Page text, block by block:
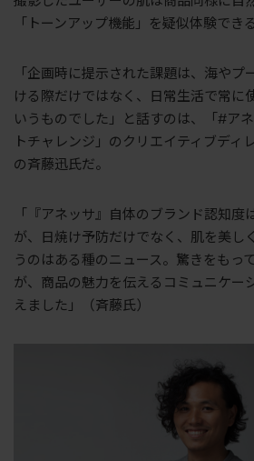
「トーンアップ機能」を疑似体験でき
「企画時に提示された課題は、海やプ
ける際だけではなく、日常生活で常に
いうものでした」と話すのは、「#ア
トチャレンジ」のクリエイティブディ
の斉藤迅氏だ。
「『アネッサ』自体のブランド認知度
が、日焼け予防だけでなく、肌を美し
うのはある種のニュース。驚きをもっ
が、商品の魅力を伝えるコミュニケー
えました」（斉藤氏）